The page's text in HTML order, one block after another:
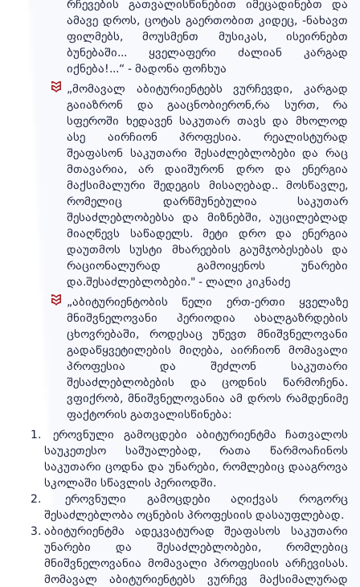
რჩევების გათვალისწინებით იმეცადინებთ და
ამავე დროს, ცოტას გაერთობით კიდეც, -ნახავთ
ფილმებს, მოუსმენთ მუსიკას, ისეირნებთ
ბუნებაში... ყველაფერი ძალიან კარგად
იქნება!...“ - მადონა ფოჩხუა
„მომავალ აბიტურიენტებს ვურჩევდი, კარგად
გაიაზრონ და გააცნობიერონ,რა სურთ, რა
სფეროში ხედავენ საკუთარ თავს და მხოლოდ
ასე აირჩიონ პროფესია. რეალისტურად
შეაფასონ საკუთარი შესაძლებლობები და რაც
მთავარია, არ დაიშურონ დრო და ენერგია
მაქსიმალური შედეგის მისაღებად.. მოსწავლე,
რომელიც დარწმუნებულია საკუთარ
შესაძლებლობებსა და მიზნებში, აუცილებლად
მიაღწევს საწადელს. მეტი დრო და ენერგია
დაუთმოს სუსტი მხარეების გაუმჯობესებას და
რაციონალურად გამოიყენოს უნარები
და.შესაძლებლობები." - ლალი კიკნაძე
„აბიტურიენტობის წელი ერთ-ერთი ყველაზე
მნიშვნელოვანი პერიოდია ახალგაზრდების
ცხოვრებაში, როდესაც უწევთ მნიშვნელოვანი
გადაწყვეტილების მიღება, აირჩიონ მომავალი
პროფესია და შეძლონ საკუთარი
შესაძლებლობების და ცოდნის წარმოჩენა.
ვფიქრობ, მნიშვნელოვანია ამ დროს რამდენიმე
ფაქტორის გათვალისწინება:
ეროვნული გამოცდები აბიტურიენტმა ჩათვალოს
საუკეთესო საშუალებად, რათა წარმოაჩინოს
საკუთარი ცოდნა და უნარები, რომლებიც დააგროვა
სკოლაში სწავლის პერიოდში.
ეროვნული გამოცდები აღიქვას როგორც
შესაძლებლობა ოცნების პროფესიის დასაუფლებად.
აბიტურიენტმა ადეკვატურად შეაფასოს საკუთარი
უნარები და შესაძლებლობები, რომლებიც
მნიშვნელოვანია მომავალი პროფესიის არჩევისას.
მომავალ აბიტურიენტებს ვურჩევ მაქსიმალურად